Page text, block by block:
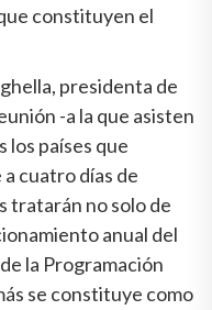
constituyen el
presidenta de
-a la que asisten
países que
cuatro días de
tratarán no solo de
anual del
la Programación
se constituye como